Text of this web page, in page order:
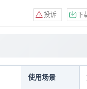
投诉 下
使用场景